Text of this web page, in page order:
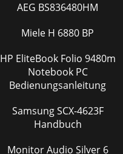
AEG BS836480HM
Miele H 6880 BP
HP EliteBook Folio 9480m
Notebook PC
Bedienungsanleitung
Samsung SCX-4623F
Handbuch
Monitor Audio Silver 6